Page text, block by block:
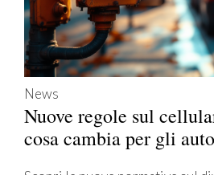
News
Nuove regole sul
cosa cambia per gli